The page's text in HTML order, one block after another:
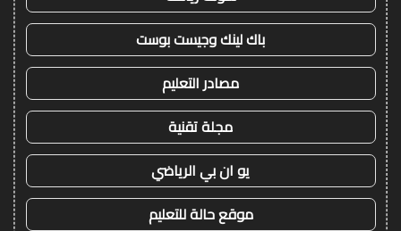
باك لينك وجيست بوست
مصادر التعليم
مجلة تقنية
يو ان بي الرياضي
موقع حالة للتعليم